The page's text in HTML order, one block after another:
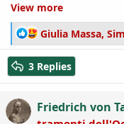
View more
R
e
a
c
t
i
o
Giulia Massa,
3 Replies
Friedrich von